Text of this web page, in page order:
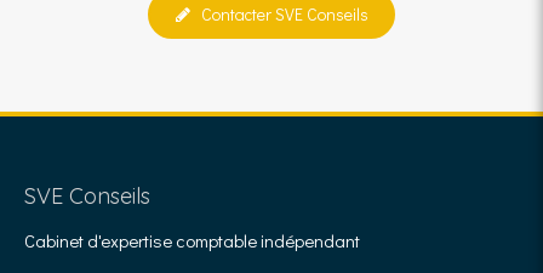
Contacter SVE Conseils
SVE Conseils
Cabinet d'expertise comptable indépendant